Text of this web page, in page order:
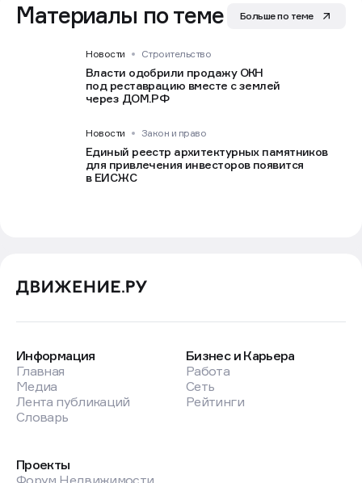
Материалы по теме Больше по теме
Новости Строительство
Власти одобрили продажу ОКН
под реставрацию вместе с землей
через ДОМ.РФ
Новости Закон и право
Единый реестр архитектурных памятников
для привлечения инвесторов появится
в ЕИСЖС
Информация
Главная
Медиа
Лента публикаций
Словарь
Бизнес и Карьера
Работа
Сеть
Рейтинги
Проекты
Форум Недвижимости